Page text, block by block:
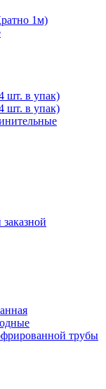
1м)
шт. в упак)
шт. в упак)
трубы